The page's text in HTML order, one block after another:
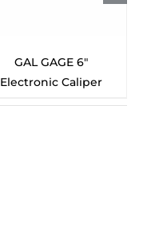
GAL GAGE 6″
Electronic Caliper